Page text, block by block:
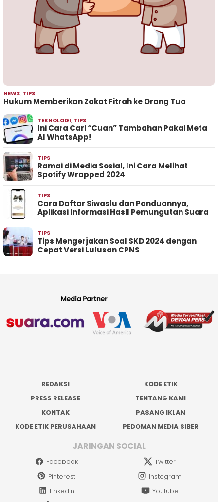
NEWS, TIPS
Hukum Memberikan Zakat Fitrah ke Orang Tua
TEKNOLOGI, TIPS
Ini Cara Cari “Cuan” Tambahan Pakai Meta
AI WhatsApp!
TIPS
Ramai di Media Sosial, Ini Cara Melihat
Spotify Wrapped 2024
TIPS
Cara Daftar Siwaslu dan Panduannya,
Aplikasi Informasi Hasil Pemungutan Suara
TIPS
Tips Mengerjakan Soal SKD 2024 dengan
Cepat Versi Lulusan CPNS
REDAKSI
KODE ETIK
PRESS RELEASE
TENTANG KAMI
KONTAK
PASANG IKLAN
KODE ETIK PERUSAHAAN
PEDOMAN MEDIA SIBER
JARINGAN SOCIAL
Facebook
Twitter
Pinterest
Instagram
Linkedin
Youtube